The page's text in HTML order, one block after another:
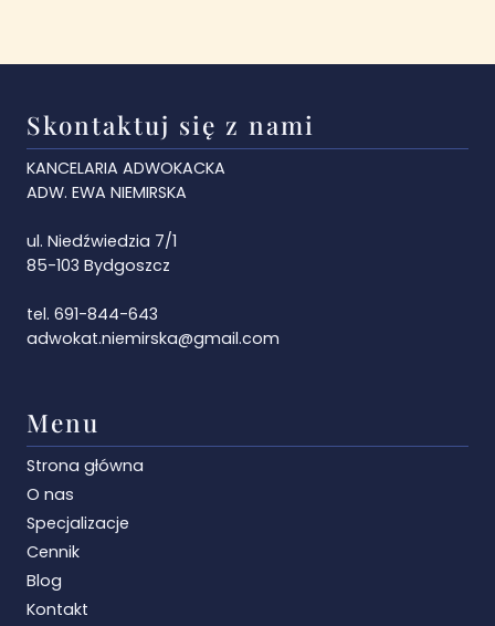
Menu
Strona główna
O nas
Specjalizacje
Cennik
Blog
Kontakt
Skontaktuj się z nami
KANCELARIA ADWOKACKA
ADW. EWA NIEMIRSKA
ul. Niedźwiedzia 7/1
85-103 Bydgoszcz
tel. 691-844-643
adwokat.niemirska@gmail.com